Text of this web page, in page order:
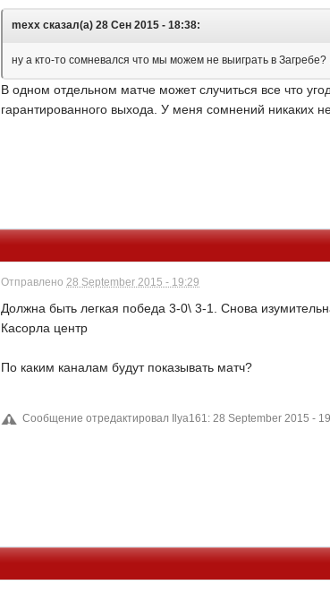
mexx сказал(а) 28 Сен 2015 - 18:38:
ну а кто-то сомневался что мы можем не выиграть в Загребе?
В одном отдельном матче может случиться все что
гарантированного выхода. У меня сомнений никаких
Отправлено28 September 2015 - 19:29
Должна быть легкая победа 3-0\ 3-1. Снова
Касорла центр
По каким каналам будут показывать матч?
Сообщение отредактировал Ilya161: 28 September 2015 -